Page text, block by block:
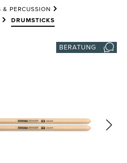
& PERCUSSION
DRUMSTICKS
BERATUNG